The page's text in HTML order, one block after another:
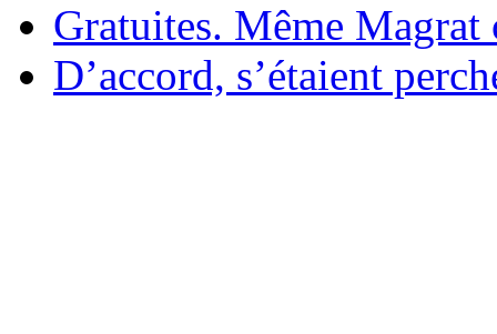
Gratuites. Même Magrat
D’accord, s’étaient